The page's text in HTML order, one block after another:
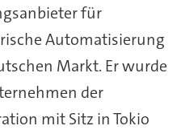
für
Automatisierung
Markt. Er wurde
der
mit Sitz in Tokio